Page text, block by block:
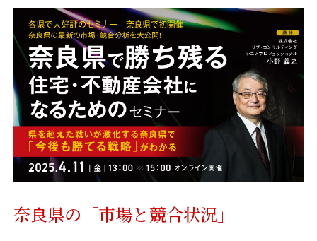
資料請求
お問い合わせ
奈良県の「市場と競合状況」